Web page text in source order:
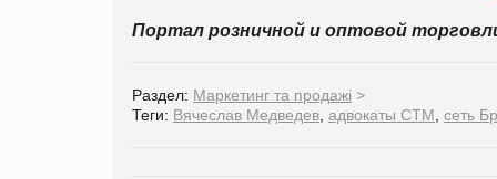
Портал розничной и оптовой
Раздел: Маркетинг та продажі >
Теги: Вячеслав Медведев, адвокаты СТМ, сеть